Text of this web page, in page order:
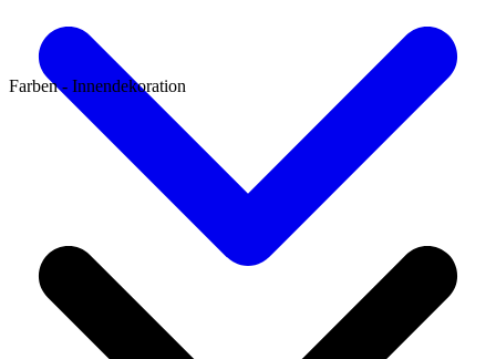
Farben - Innendekoration